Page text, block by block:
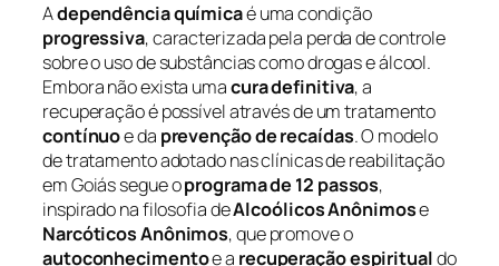
Adependência químicaé uma condição
progressiva, caracterizada pela perda de controle
sobre o uso de substâncias como drogas e álcool.
Embora não exista umacura definitiva, a
recuperação é possível através de um tratamento
contínuoe da prevenção de recaídas. O modelo
de tratamento adotado nas clínicas de reabilitação
em Goiás segue oprograma de 12 passos,
inspirado na filosofia deAlcoólicos Anônimose
Narcóticos Anônimos, que promove o
autoconhecimentoe a recuperação espiritualdo